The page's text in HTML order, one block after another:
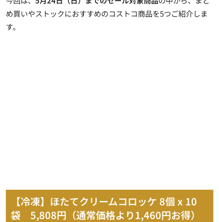
め買いやストックにおすすめのコストコ商品を5つご紹介しま
す。
【冷凍】ほたてクリームコロッケ 8個 x 10
袋 5,808円（通常価格より1,460円お得）